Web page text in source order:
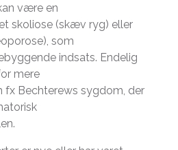
være en
skoliose (skæv ryg) eller
som
indsats. Endelig
mere
fx Bechterews sygdom, der